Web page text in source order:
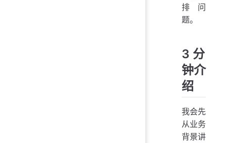
排问
题。
3 分
钟介
绍
我会先
从业务
背景讲